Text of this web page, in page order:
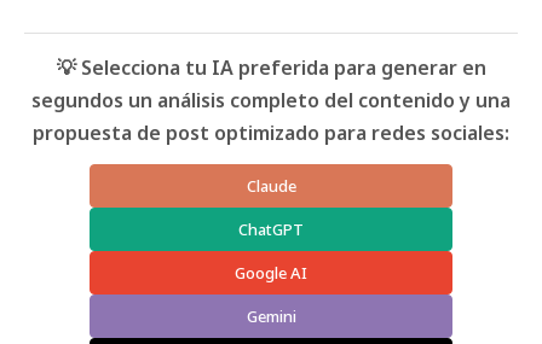
💡 Selecciona tu IA preferida para generar en
segundos un análisis completo del contenido y una
propuesta de post optimizado para redes sociales:
Claude
ChatGPT
Google AI
Gemini